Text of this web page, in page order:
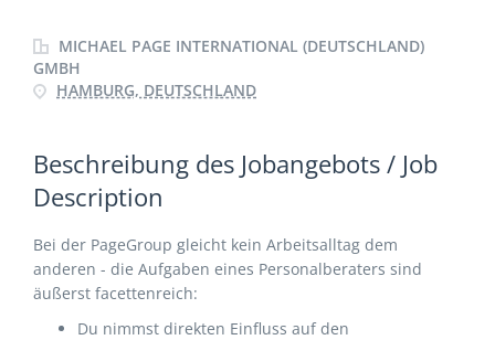
MICHAEL PAGE INTERNATIONAL (DEUTSCHLAND)
GMBH
HAMBURG, DEUTSCHLAND
Beschreibung des Jobangebots / Job
Description
Bei der PageGroup gleicht kein Arbeitsalltag dem
anderen - die Aufgaben eines Personalberaters sind
äußerst facettenreich:
Du nimmst direkten Einfluss auf den